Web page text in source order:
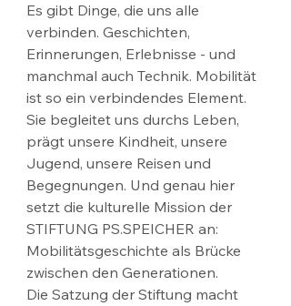
Es gibt Dinge, die uns alle
verbinden. Geschichten,
Erinnerungen, Erlebnisse - und
manchmal auch Technik. Mobilität
ist so ein verbindendes Element.
Sie begleitet uns durchs Leben,
prägt unsere Kindheit, unsere
Jugend, unsere Reisen und
Begegnungen. Und genau hier
setzt die kulturelle Mission der
STIFTUNG PS.SPEICHER an:
Mobilitätsgeschichte als Brücke
zwischen den Generationen.
Die Satzung der Stiftung macht